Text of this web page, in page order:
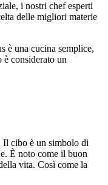
i nostri chef esperti
delle migliori materie
è una cucina semplice,
considerato un
cibo è un simbolo di
È noto come il buon
vita. Così come la